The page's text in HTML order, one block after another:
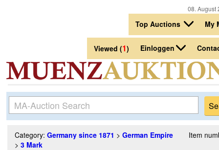
08.
Top Auctions My
Viewed (1) Einloggen
Category: Germany since 1871 > German Empire
> 3 Mark
Item